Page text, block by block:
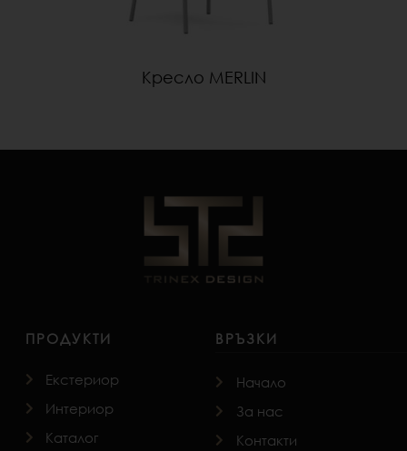
Кресло MERLIN
ПРОДУКТИ
Екстериор
Интериор
Каталог
ВРЪЗКИ
Начало
За нас
Контакти